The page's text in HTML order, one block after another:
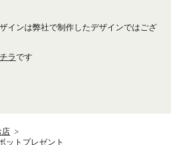
インは弊社で制作したデザインではござ
ラです
店
ットプレゼント